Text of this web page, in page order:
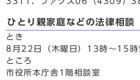
ひとり親家庭などの法律相談
とき
8月22日（木曜日）13時～15時
ところ
市役所本庁舎1階相談室